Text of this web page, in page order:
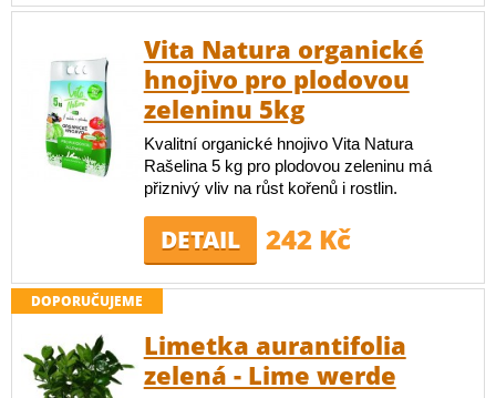
Vita Natura organické
hnojivo pro plodovou
zeleninu 5kg
Kvalitní organické hnojivo Vita Natura
Rašelina 5 kg pro plodovou zeleninu má
přiznivý vliv na růst kořenů i rostlin.
DETAIL 242 Kč
DOPORUČUJEME
Limetka aurantifolia
zelená - Lime werde